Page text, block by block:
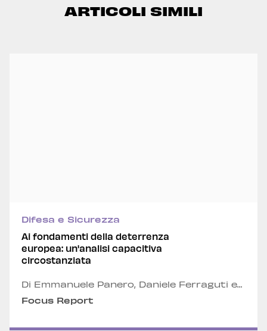
ARTICOLI SIMILI
Difesa e Sicurezza
Ai fondamenti della deterrenza
europea: un'analisi capacitiva
circostanziata
Di Emmanuele Panero, Daniele Ferraguti e
Focus Report